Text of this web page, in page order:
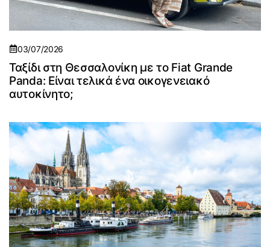
03/07/2026
Ταξίδι στη Θεσσαλονίκη με το Fiat Grande
Panda: Είναι τελικά ένα οικογενειακό
αυτοκίνητο;